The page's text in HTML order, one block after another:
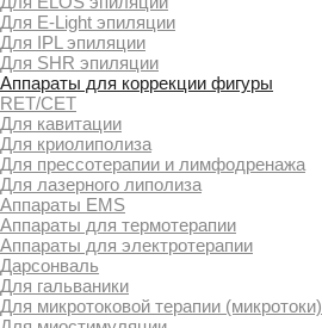
Для E-Light эпиляции
Для IPL эпиляции
Для SHR эпиляции
Аппараты для коррекции фигуры
RET/CET
Для кавитации
Для криолиполиза
Для прессотерапии и лимфодренажа
Для лазерного липолиза
Аппараты EMS
Аппараты для термотерапии
Аппараты для электротерапии
Дарсонваль
Для гальваники
Для микротоковой терапии (микротоки)